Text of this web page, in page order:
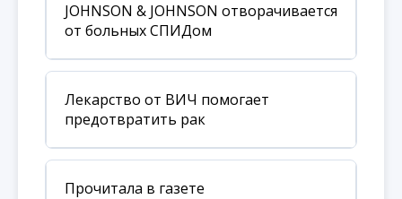
JOHNSON & JOHNSON отворачивается
от больных СПИДом
Лекарство от ВИЧ помогает
предотвратить рак
Прочитала в газете